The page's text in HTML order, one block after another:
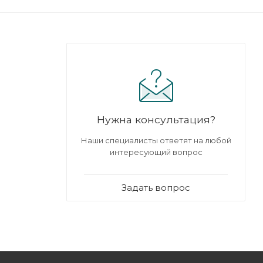
Нужна консультация?
Наши специалисты ответят на любой
интересующий вопрос
Задать вопрос